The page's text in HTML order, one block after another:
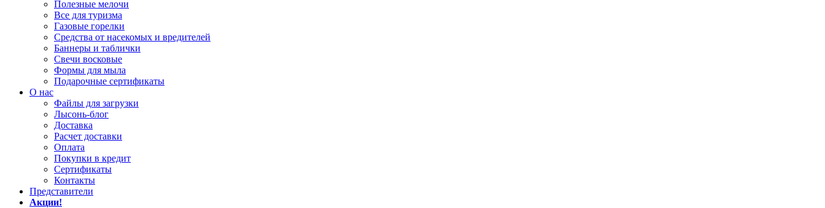
Полезные мелочи
Все для туризма
Газовые горелки
Средства от насекомых и вредителей
Баннеры и таблички
Свечи восковые
Формы для мыла
Подарочные сертификаты
О нас
Файлы для загрузки
Лысонь-блог
Доставка
Расчет доставки
Оплата
Покупки в кредит
Сертификаты
Контакты
Представители
Акции!